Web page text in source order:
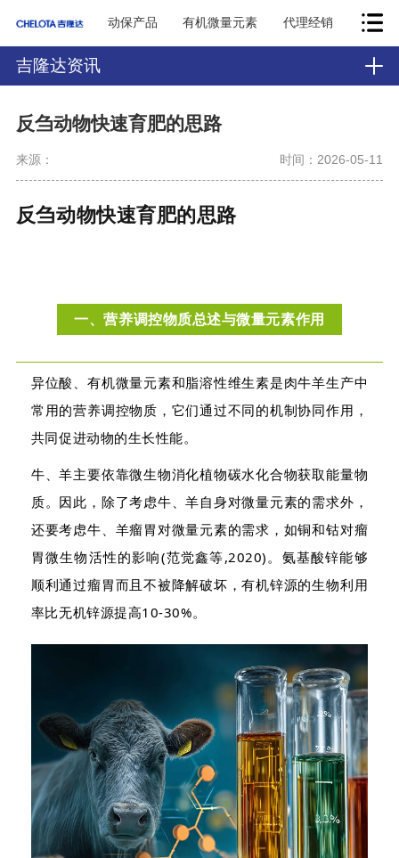
动保产品 有机微量元素 代理经销
吉隆达资讯
反刍动物快速育肥的思路
来源： 时间：2026-05-11
反刍动物快速育肥的思路
一、营养调控物质总述与微量元素作用
异位酸、有机微量元素和脂溶性维生素是肉牛羊生产中
常用的营养调控物质，它们通过不同的机制协同作用，
共同促进动物的生长性能。
牛、羊主要依靠微生物消化植物碳水化合物获取能量物
质。因此，除了考虑牛、羊自身对微量元素的需求外，
还要考虑牛、羊瘤胃对微量元素的需求，如铜和钴对瘤
胃微生物活性的影响(范觉鑫等,2020)。氨基酸锌能够
顺利通过瘤胃而且不被降解破坏，有机锌源的生物利用
率比无机锌源提高10-30%。